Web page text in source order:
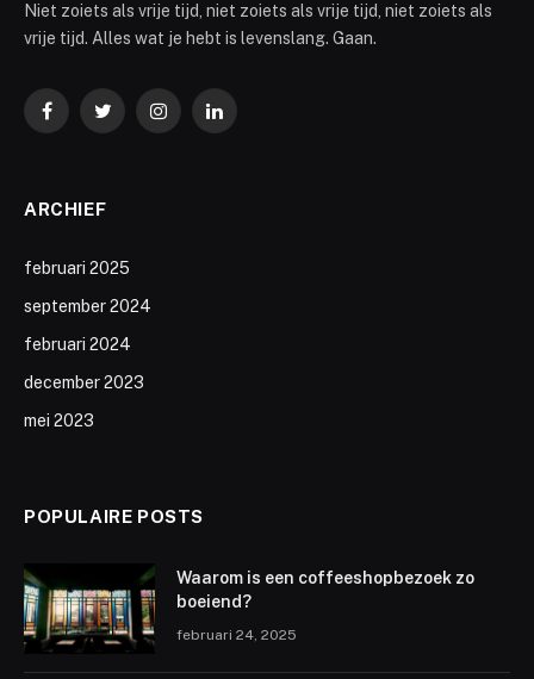
Niet zoiets als vrije tijd, niet zoiets als vrije tijd, niet zoiets als
vrije tijd. Alles wat je hebt is levenslang. Gaan.
FacebookTwitterInstagramLinkedIn
ARCHIEF
februari 2025
september 2024
februari 2024
december 2023
mei 2023
POPULAIRE POSTS
Waarom is een coffeeshopbezoek zo
boeiend?
februari 24, 2025